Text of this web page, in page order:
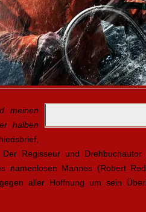
meinen
halben
Regisseur und Drehbuchautor
namenlosen Mannes (Robert
aller Hoffnung um sein